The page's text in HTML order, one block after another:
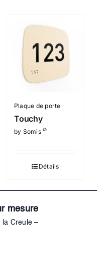
Plaque de porte
Touchy
by Somis©
Détails
mesure
la Creule –